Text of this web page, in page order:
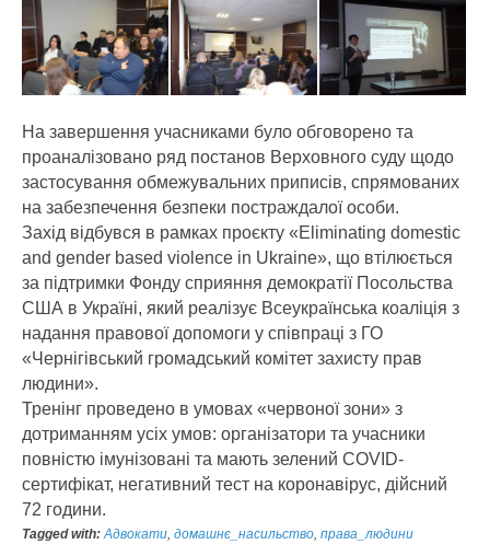
На завершення учасниками було обговорено та
проаналізовано ряд постанов Верховного суду щодо
застосування обмежувальних приписів, спрямованих
на забезпечення безпеки постраждалої особи.
Захід відбувся в рамках проєкту «Eliminating domestic
and gender based violence in Ukraine», що втілюється
за підтримки Фонду сприяння демократії Посольства
США в Україні, який реалізує Всеукраїнська коаліція з
надання правової допомоги у співпраці з ГО
«Чернігівський громадський комітет захисту прав
людини».
Тренінг проведено в умовах «червоної зони» з
дотриманням усіх умов: організатори та учасники
повністю імунізовані та мають зелений COVID-
сертифікат, негативний тест на коронавірус, дійсний
72 години.
Tagged with: Адвокати домашнє_насильство права_людини